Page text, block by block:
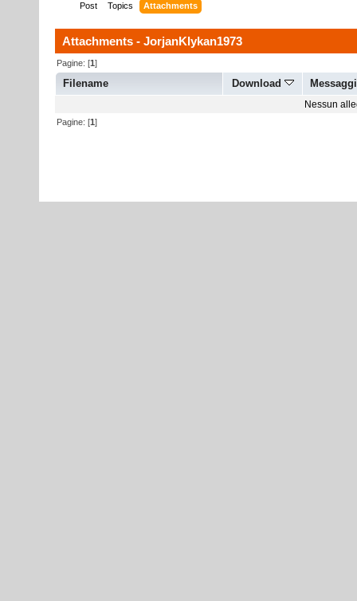
Post Topics Attachments
Attachments - JorjanKlykan1973
Pagine: [1]
Filename Download
Nessun
Pagine: [1]